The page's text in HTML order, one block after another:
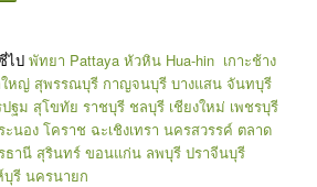
ไป พัทยา Pattaya หัวหิน Hua-hin เกาะช้าง
ใหญ่ สุพรรณบุรี กาญจนบุรี บางแสน จันทบุรี
ฐม สุโขทัย ราชบุรี ชลบุรี เชียงใหม่ เพชรบุรี
ะนอง โคราช ฉะเชิงเทรา นครสวรรค์ ตลาด
ธานี สุรินทร์ ขอนแก่น ลพบุรี ปราจีนบุรี
บุรี นครนายก